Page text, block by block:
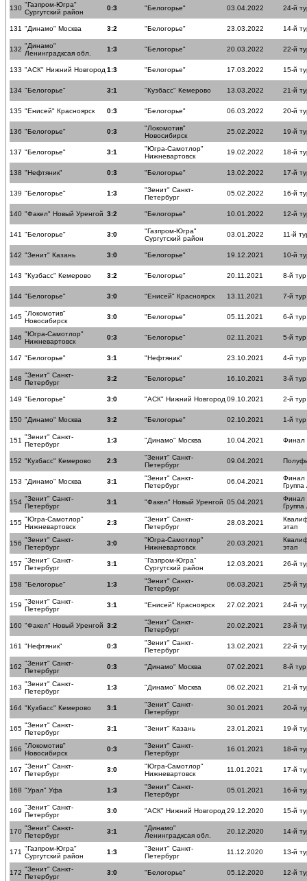
130 "Газпром-Югра"
Сургутский район
0:3 "Белогорье" 03.04.2022 24-й
131 "Динамо" Москва 3:2 "Белогорье" 23.03.2022 14-й
132 "Динамо"
Ленинградксая обл.
1:3 "Белогорье" 20.03.2022 22-й
133 "АСК" Нижний Новгород 1:3 "Белогорье" 17.03.2022 15-й
134 "Белогорье" 3:1 "Кузбасс" Кемерово 13.03.2022 21-й
135 "Енисей" Красноярск 0:3 "Белогорье" 06.03.2022 20-й
136 "Белогорье" 0:3
"Локомотив"
Новосибирск
25.02.2022 19-й
137 "Белогорье" 3:1
"Югра-Самотлор"
Нижневартовск
19.02.2022 18-й
138 "Нефтяник" 0:3 "Белогорье" 13.02.2022 17-й
139 "Белогорье" 1:3
"Зенит" Санкт-
Петербург
05.02.2022 16-й
140 "Факел" Новый Уренгой 3:2 "Белогорье" 10.01.2022 12-й
141 "Белогорье" 3:0
"Газпром-Югра"
Сургутский район
03.01.2022 11-й
142 "Зенит" Казань 3:0 "Белогорье" 19.12.2021 10-й
143 "Кузбасс" Кемерово 3:2 "Белогорье" 20.11.2021 8-й тур
144 "Белогорье" 3:0 "Енисей" Красноярск 13.11.2021 7-й тур
145 "Локомотив"
Новосибирск
3:0 "Белогорье" 05.11.2021 6-й тур
146 "Югра-Самотлор"
Нижневартовск
0:3 "Белогорье" 02.11.2021 5-й тур
147 "Белогорье" 3:1 "Нефтяник" 23.10.2021 4-й тур
148 "Зенит" Санкт-
Петербург
3:2 "Белогорье" 16.10.2021 3-й тур
149 "Белогорье" 3:0 "АСК" Нижний Новгород 09.10.2021 2-й тур
150 "Динамо" Москва 3:2 "Белогорье" 02.10.2021 1-й тур
151 "Зенит" Санкт-
Петербург
1:3 "Динамо" Москва 10.04.2021 Финал
152 "Кузбасс" Кемерово 2:3
"Зенит" Санкт-
Петербург
09.04.2021
153 "Динамо" Москва 3:1
"Зенит" Санкт-
Петербург
06.04.2021
Финал
Группа
154 "Зенит" Санкт-
Петербург
3:1 "Факел" Новый Уренгой 05.04.2021
Финал
Группа
155 "Югра-Самотлор"
Нижневартовск
2:3
"Зенит" Санкт-
Петербург
28.03.2021
этап
156 "Зенит" Санкт-
Петербург
3:0
"Югра-Самотлор"
Нижневартовск
20.03.2021
этап
157 "Зенит" Санкт-
Петербург
3:1
"Газпром-Югра"
Сургутский район
12.03.2021 26-й
158 "Белогорье" 1:3
"Зенит" Санкт-
Петербург
06.03.2021 25-й
159 "Зенит" Санкт-
Петербург
3:1 "Енисей" Красноярск 27.02.2021 24-й
160 "Факел" Новый Уренгой 3:2
"Зенит" Санкт-
Петербург
20.02.2021 23-й
161 "Нефтяник" 0:3
"Зенит" Санкт-
Петербург
13.02.2021 22-й
162 "Зенит" Санкт-
Петербург
0:3 "Динамо" Москва 07.02.2021 8-й тур
163 "Зенит" Санкт-
Петербург
1:3 "Динамо" Москва 06.02.2021 21-й
164 "Кузбасс" Кемерово 3:1
"Зенит" Санкт-
Петербург
30.01.2021 20-й
165 "Зенит" Санкт-
Петербург
3:1 "Зенит" Казань 23.01.2021 19-й
166 "Локомотив"
Новосибирск
0:3
"Зенит" Санкт-
Петербург
16.01.2021 18-й
167 "Зенит" Санкт-
Петербург
3:0
"Югра-Самотлор"
Нижневартовск
11.01.2021 17-й
168 "Урал" Уфа 1:3
"Зенит" Санкт-
Петербург
05.01.2021 16-й
169 "Зенит" Санкт-
Петербург
3:0 "АСК" Нижний Новгород 29.12.2020 15-й
170 "Зенит" Санкт-
Петербург
3:1
"Динамо"
Ленинградксая обл.
20.12.2020 14-й
171 "Газпром-Югра"
Сургутский район
1:3
"Зенит" Санкт-
Петербург
11.12.2020 13-й
172 "Зенит" Санкт-
Петербург
3:0 "Белогорье" 05.12.2020 12-й